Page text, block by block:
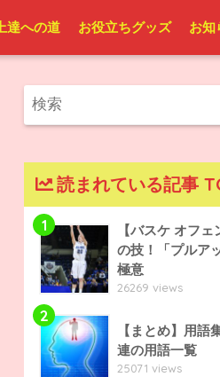
上達への道 お役立ちグッズ お知
読まれている記事
1
【バスケ オフ
の技！「プルア
極意
26269 views
2
【まとめ】用
連の用語一覧
25071 views